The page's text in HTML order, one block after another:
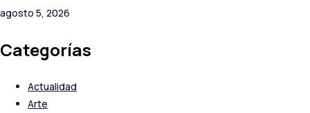
agosto 5, 2026
Categorías
Actualidad
Arte